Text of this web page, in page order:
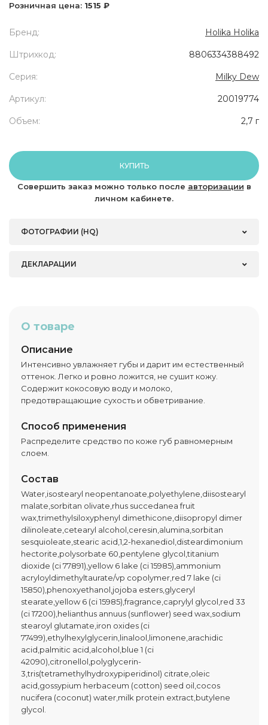
Розничная цена: 1515 ₽
Бренд: Holika Holika
Штрихкод: 8806334388492
Серия: Milky Dew
Артикул: 20019774
Объем: 2,7 г
КУПИТЬ
Совершить заказ можно только после авторизации в
личном кабинете.
ФОТОГРАФИИ (HQ)
ДЕКЛАРАЦИИ
О товаре
Описание
Интенсивно увлажняет губы и дарит им естественный
оттенок. Легко и ровно ложится, не сушит кожу.
Содержит кокосовую воду и молоко,
предотвращающие сухость и обветривание.
Способ применения
Распределите средство по коже губ равномерным
слоем.
Состав
Water,isostearyl neopentanoate,polyethylene,diisostearyl
malate,sorbitan olivate,rhus succedanea fruit
wax,trimethylsiloxyphenyl dimethicone,diisopropyl dimer
dilinoleate,cetearyl alcohol,ceresin,alumina,sorbitan
sesquioleate,stearic acid,1,2-hexanediol,disteardimonium
hectorite,polysorbate 60,pentylene glycol,titanium
dioxide (ci 77891),yellow 6 lake (ci 15985),ammonium
acryloyldimethyltaurate/vp copolymer,red 7 lake (ci
15850),phenoxyethanol,jojoba esters,glyceryl
stearate,yellow 6 (ci 15985),fragrance,caprylyl glycol,red 33
(ci 17200),helianthus annuus (sunflower) seed wax,sodium
stearoyl glutamate,iron oxides (ci
77499),ethylhexylglycerin,linalool,limonene,arachidic
acid,palmitic acid,alcohol,blue 1 (ci
42090),citronellol,polyglycerin-
3,tris(tetramethylhydroxypiperidinol) citrate,oleic
acid,gossypium herbaceum (cotton) seed oil,cocos
nucifera (coconut) water,milk protein extract,butylene
glycol.